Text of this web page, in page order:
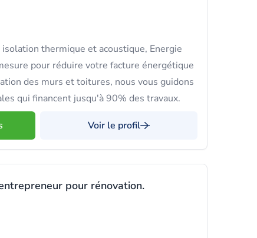
thermique et acoustique, Energie
pour réduire votre facture énergétique
des murs et toitures, nous vous guidons
qui financent jusqu'à 90% des travaux.
Voir le profil
pour rénovation.